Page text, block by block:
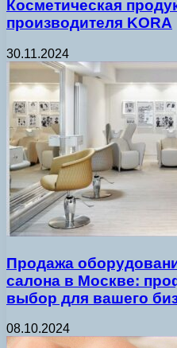
Косметическая
производителя KORA
30.11.2024
Продажа
салона в Москве:
выбор для вашего
08.10.2024